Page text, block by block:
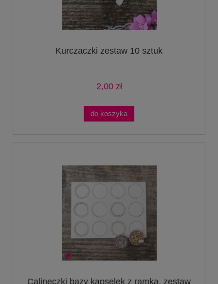
Kurczaczki zestaw 10 sztuk
2,00 zł
do koszyka
Calineczki bazy kapselek z ramką, zestaw